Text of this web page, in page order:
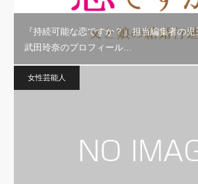
『持続可能な恋ですか？』担当編集者の
武田玲奈のプロフィール…
女性芸能人